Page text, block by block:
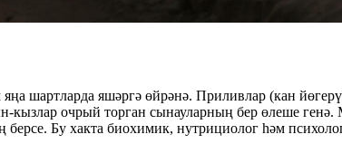
шартларда яшәргә өйрәнә. Приливлар (кан
очрый торган сынауларның бер өлеше
Бу хакта биохимик, нутрициолог һәм